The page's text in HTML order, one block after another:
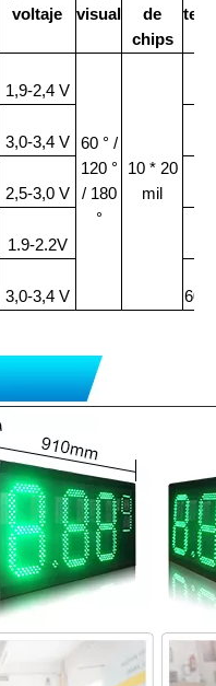
voltaje
visual
de
chips
1,9-2,4 V
60 ° /
120 °
/ 180
°
10 * 20
mil
3,0-3,4 V
2,5-3,0 V
1.9-2.2V
3,0-3,4 V